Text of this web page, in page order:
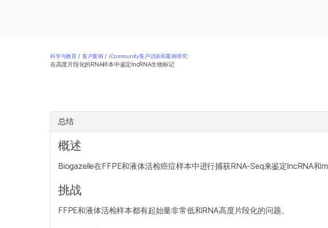
科学与教育 / 客户案例 / iCommunity客户访谈和案例研究:
在高度片段化的RNA样本中鉴定lncRNA生物标记
总结
概述
Biogazelle在FFPE和液体活检癌症样本中进行捕获RNA-Seq来鉴定lncRNA和
挑战
FFPE和液体活检样本都有起始量非常低和RNA高度片段化的问题。